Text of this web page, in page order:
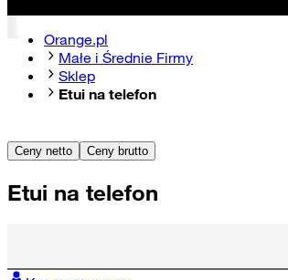
Orange.pl
Małe i Średnie Firmy
Sklep
Etui na telefon
Ceny netto Ceny brutto
Etui na telefon